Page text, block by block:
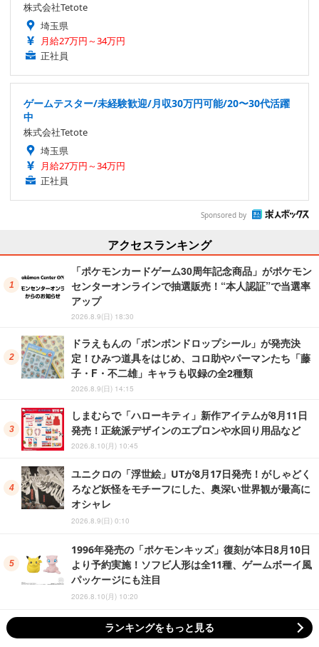
株式会社Tetote
埼玉県
月給27万円～34万円
正社員
ゲームテスター/未経験歓迎/月収30万円可能/20〜30代活躍
中
株式会社Tetote
埼玉県
月給27万円～34万円
正社員
Sponsored by
アクセスランキング
「ポケモンカードゲーム30周年記念商品」がポケモン
センターオンラインで抽選販売！“本人認証”で当選率
アップ
2026.8.9(日) 18:30
ドラえもんの「ボンボンドロップシール」が発売決
定！ひみつ道具をはじめ、コロ助やパーマンたち「藤
子・F・不二雄」キャラも収録の全2種類
2026.8.9(日) 14:15
しまむらで「ハローキティ」新作アイテムが8月11日
発売！正統派デザインのエプロンや水回り用品など
2026.8.10(月) 10:45
ユニクロの「浮世絵」UTが8月17日発売！がしゃどく
ろなど妖怪をモチーフにした、奥深い世界観が最高に
オシャレ
2026.8.9(日) 0:10
1996年発売の「ポケモンキッズ」復刻が本日8月10日
より予約実施！ソフビ人形は全11種、ゲームボーイ風
パッケージにも注目
2026.8.10(月) 10:20
ランキングをもっと見る